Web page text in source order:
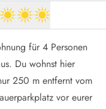
5 von 5
für 4 Personen
Du wohnst hier
250 m entfernt vom
vor eurer